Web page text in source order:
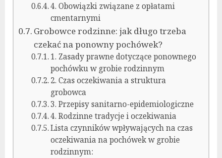
4. Obowiązki związane z opłatami
cmentarnymi
Grobowce rodzinne: jak długo trzeba
czekać na ponowny pochówek?
1. Zasady prawne dotyczące ponownego
pochówku w grobie rodzinnym
2. Czas oczekiwania a struktura
grobowca
3. Przepisy sanitarno-epidemiologiczne
4. Rodzinne tradycje i oczekiwania
Lista czynników wpływających na czas
oczekiwania na pochówek w grobie
rodzinnym: